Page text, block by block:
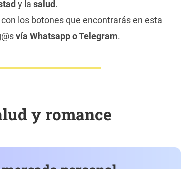
y la salud.
los botones que encontrarás en esta
vía Whatsapp o Telegram.
y romance